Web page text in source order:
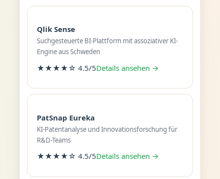
Qlik Sense
Suchgesteuerte BI-Plattform mit assoziativer KI-
Engine aus Schweden
★★★★☆ 4.5/5Details ansehen →
PatSnap Eureka
KI-Patentanalyse und Innovationsforschung für
R&D-Teams
★★★★☆ 4.5/5Details ansehen →